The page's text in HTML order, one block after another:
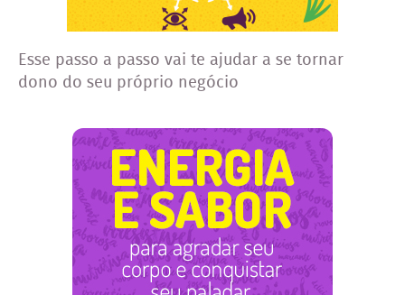
Esse passo a passo vai te ajudar a se tornar
dono do seu próprio negócio